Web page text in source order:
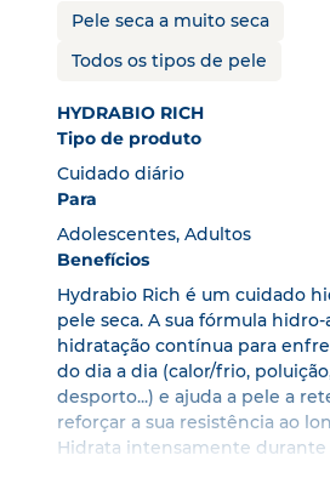
Pele seca a muito seca
Todos os tipos de pele
HYDRABIO RICH
Tipo de produto
Cuidado diário
Para
Adolescentes, Adultos
Benefícios
Hydrabio Rich é um cuidado
pele seca. A sua fórmula
hidratação contínua para
do dia a dia (calor/frio,
desporto...) e ajuda a pele a
reforçar a sua resistência ao
Hidrata intensamente durante